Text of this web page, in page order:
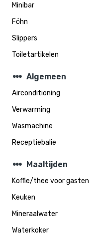
Minibar
Föhn
Slippers
Toiletartikelen
steppers Algemeen
Airconditioning
Verwarming
Wasmachine
Receptiebalie
steppers Maaltijden
Koffie/thee voor gasten
Keuken
Mineraalwater
Waterkoker